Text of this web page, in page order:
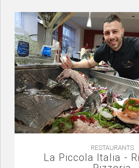
RESTAURANTS
La Piccola Italia -